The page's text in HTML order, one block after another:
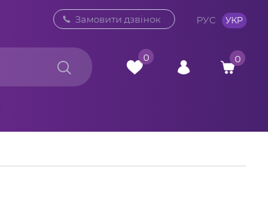
0 800 33 10 32
Замовити дзвінок РУС УКР
0 0